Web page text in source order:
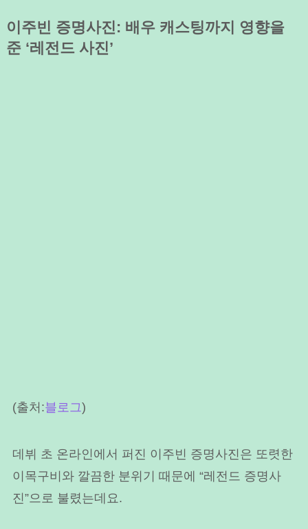
이주빈 증명사진: 배우 캐스팅까지 영향을
준 ‘레전드 사진’
(출처:블로그)
데뷔 초 온라인에서 퍼진 이주빈 증명사진은 또렷한
이목구비와 깔끔한 분위기 때문에 “레전드 증명사
진”으로 불렸는데요.